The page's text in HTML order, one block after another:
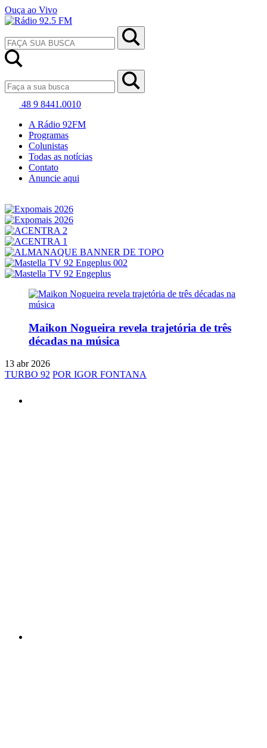
Ouça ao Vivo
48 9 8441.0010
A Rádio 92FM
Programas
Colunistas
Todas as notícias
Contato
Anuncie aqui
Maikon Nogueira revela trajetória de três
décadas na música
13 abr 2026
TURBO 92 POR IGOR FONTANA